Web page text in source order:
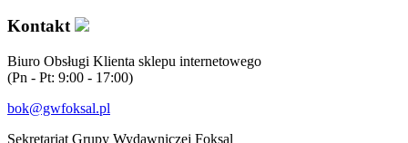
Kontakt
Biuro Obsługi Klienta sklepu internetowego
(Pn - Pt: 9:00 - 17:00)
bok@gwfoksal.pl
Sekretariat Grupy Wydawniczej Foksal